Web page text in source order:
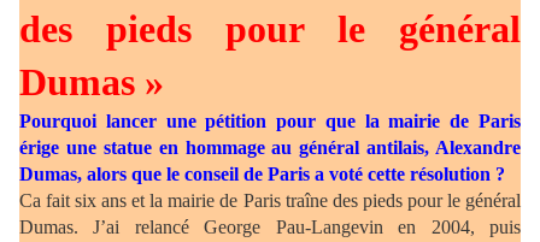
des pieds pour le général
Dumas »
Pourquoi lancer une pétition pour que la mairie de Paris
érige une statue en hommage au général antilais, Alexandre
Dumas, alors que le conseil de Paris a voté cette résolution ?
Ca fait six ans et la mairie de Paris traîne des pieds pour le général
Dumas. J’ai relancé George Pau-Langevin en 2004, puis